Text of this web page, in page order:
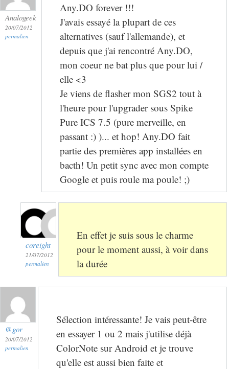
Analogeek
20/07/2012
permalien
Any.DO forever !!!
J'avais essayé la plupart de ces
alternatives (sauf l'allemande), et
depuis que j'ai rencontré Any.DO,
mon coeur ne bat plus que pour lui /
elle <3
Je viens de flasher mon SGS2 tout à
l'heure pour l'upgrader sous Spike
Pure ICS 7.5 (pure merveille, en
passant :) )... et hop! Any.DO fait
partie des premières app installées en
bacth! Un petit sync avec mon compte
Google et puis roule ma poule! ;)
coreight
21/07/2012
permalien
En effet je suis sous le charme
pour le moment aussi, à voir dans
la durée
@gor
20/07/2012
permalien
Sélection intéressante! Je vais peut-être
en essayer 1 ou 2 mais j'utilise déjà
ColorNote sur Android et je trouve
qu'elle est aussi bien faite et